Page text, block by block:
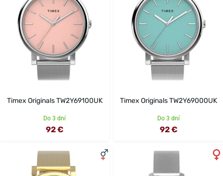
Timex Originals TW2Y69100UK
Do 3 dní
92 €
Timex Originals TW2Y69000UK
Do 3 dní
92 €